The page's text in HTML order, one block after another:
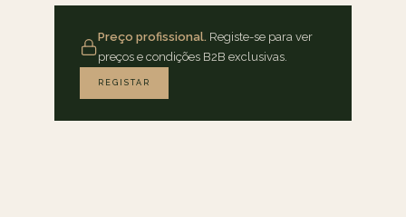
Preço profissional. Registe-se para ver
preços e condições B2B exclusivas.
REGISTAR